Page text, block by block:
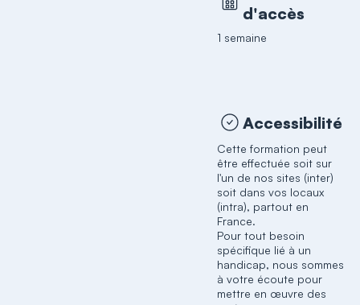
d'accès
1 semaine
Accessibilité
Cette formation peut
être effectuée soit sur
l'un de nos sites (inter)
soit dans vos locaux
(intra), partout en
France.
Pour tout besoin
spécifique lié à un
handicap, nous sommes
à votre écoute pour
mettre en œuvre des